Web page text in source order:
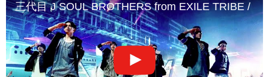
三代目 J SOUL BROTHERS from EXILE TRIBE /